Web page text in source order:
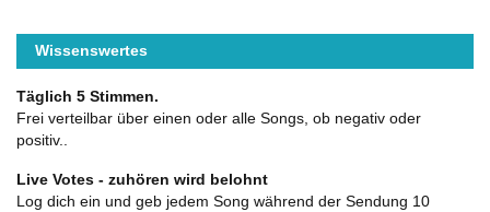
Wissenswertes
Täglich 5 Stimmen.
Frei verteilbar über einen oder alle Songs, ob negativ oder
positiv..
Live Votes - zuhören wird belohnt
Log dich ein und geb jedem Song während der Sendung 10